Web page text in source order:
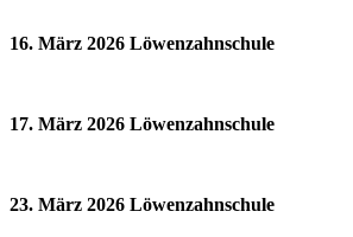
16. März 2026 Löwenzahnschule
17. März 2026 Löwenzahnschule
23. März 2026 Löwenzahnschule